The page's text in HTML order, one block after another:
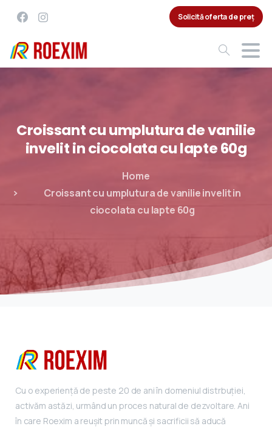
Solicită oferta de preț
Croissantcuumpluturadevanilie
invelitinciocolataculapte60g
Home
Croissant cu umplutura de vanilie invelit in
ciocolata cu lapte 60g
Cu o experiență de peste 20 de ani în domeniul distrbuției,
activăm astăzi, urmând un proces natural de dezvoltare. Ani
în care Roexim a reușit prin muncă și sacrificii să aducă